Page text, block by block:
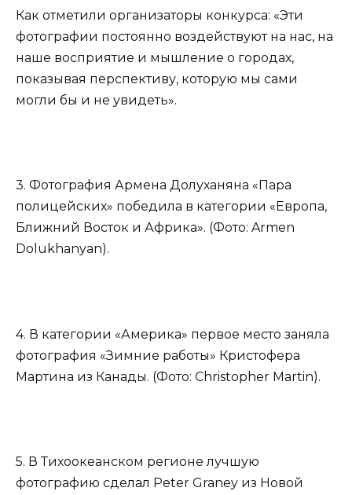
Как отметили организаторы конкурса: «Эти
фотографии постоянно воздействуют на нас, на
наше восприятие и мышление о городах,
показывая перспективу, которую мы сами
могли бы и не увидеть».
3. Фотография Армена Долуханяна «Пара
полицейских» победила в категории «Европа,
Ближний Восток и Африка». (Фото: Armen
Dolukhanyan).
4. В категории «Америка» первое место заняла
фотография «Зимние работы» Кристофера
Мартина из Канады. (Фото: Christopher Martin).
5. В Тихоокеанском регионе лучшую
фотографию сделал Peter Graney из Новой